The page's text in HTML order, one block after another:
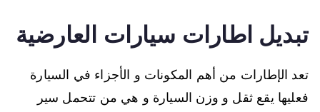
تبديل اطارات سيارات العارضية
تعد الإطارات من أهم المكونات و الأجزاء في السيارة
فعليها يقع ثقل و وزن السيارة و هي من تتحمل سير